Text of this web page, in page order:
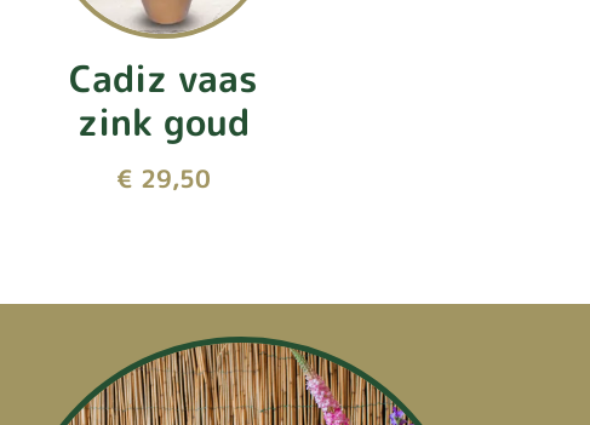
Cadiz vaas
zink goud
€ 29,50